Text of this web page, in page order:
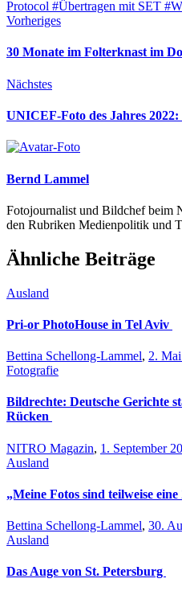
Protocol #Übertragen mit SET
Vorheriges
30 Monate im Folterknast im
Nächstes
UNICEF-Foto des Jahres
Bernd Lammel
Fotojournalist und Bildchef beim
den Rubriken Medienpolitik und
Ähnliche Beiträge
Ausland
Pri-or PhotoHouse in Tel Aviv
Bettina Schellong-Lammel, 2.
Fotografie
Bildrechte: Deutsche Gerichte
Rücken
NITRO Magazin, 1. September
Ausland
„Meine Fotos sind teilweise
Bettina Schellong-Lammel, 30.
Ausland
Das Auge von St. Petersburg